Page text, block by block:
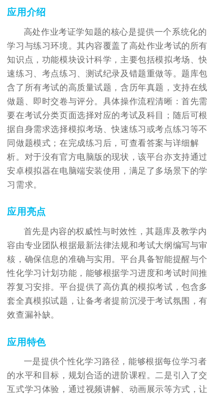
应用介绍
高处作业考证学知题的核心是提供一个系统化的
学习与练习环境。其内容覆盖了高处作业考试的所有
知识点，功能模块设计科学，主要包括模拟考场、快
速练习、考点练习、测试纪录及错题重做等。题库包
含了所有考试的高质量试题，含历年真题，支持在线
做题、即时交卷与评分。具体操作流程清晰：首先需
要在考试分类页面选择对应的考试及科目；随后可根
据自身需求选择模拟考场、快速练习或考点练习等不
同做题模式；在完成练习后，可查看答案与详细解
析。对于没有官方电脑版的现状，该平台亦支持通过
安卓模拟器在电脑端安装使用，满足了多场景下的学
习需求。
应用亮点
首先是内容的权威性与时效性，其题库及教学内
容由专业团队根据最新法律法规和考试大纲编写与审
核，确保信息的准确与实用。平台具备智能提醒与个
性化学习计划功能，能够根据学习进度和考试时间推
荐复习安排。平台提供了高仿真的模拟考试，包含多
套全真模拟试题，让备考者提前沉浸于考试氛围，有
效查漏补缺。
应用特色
一是提供个性化学习路径，能够根据每位学习者
的水平和目标，规划合适的进阶课程。二是引入了交
互式学习体验，通过视频讲解、动画展示等方式，让